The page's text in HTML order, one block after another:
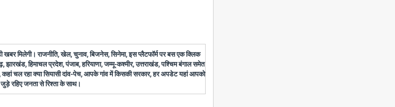
मिलेगी। राजनीति, खेल, चुनाव, बिजनेस, सिनेमा, इस प्लैटफॉर्म पर बस एक क्लिक
झारखंड, हिमाचल प्रदेश, पंजाब, हरियाणा, जम्मू-कश्मीर, उत्तराखंड, पश्चिम बंगाल समेत
कहां चल रहा क्या सियासी दांव-पेच, आपके गांव में किसकी सरकार, हर अपडेट यहां आपको
रहिए जनता से रिश्ता के साथ।